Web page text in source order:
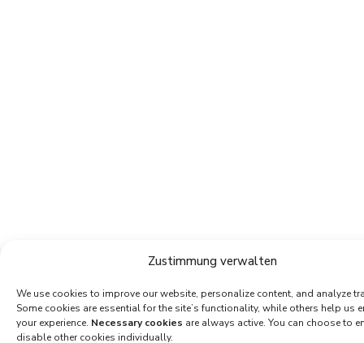
Zustimmung verwalten
We use cookies to improve our website, personalize content, and analyze
Some cookies are essential for the site’s functionality, while others help us
your experience. Necessary cookies are always active. You can choose to
disable other cookies individually.